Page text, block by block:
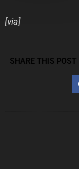
[via]
SHARE THIS POST